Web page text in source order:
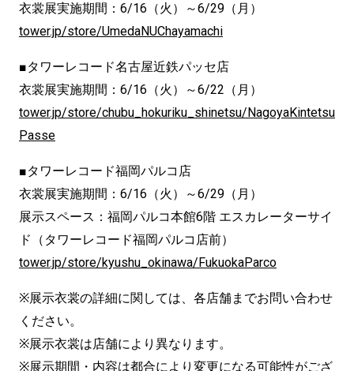
衣裳展実施期間：6/16（火）～6/29（月）
tower.jp/store/UmedaNUChayamachi
■タワーレコード名古屋近鉄パッセ店
衣裳展実施期間：6/16（火）～6/22（月）
tower.jp/store/chubu_hokuriku_shinetsu/NagoyaKintetsu
Passe
■タワーレコード福岡パルコ店
衣裳展実施期間：6/16（火）～6/29（月）
展示スペース：福岡パルコ本館6階 エスカレーターサイ
ド（タワーレコード福岡パルコ店前）
tower.jp/store/kyushu_okinawa/FukuokaParco
※展示衣裳の詳細に関しては、各店舗までお問い合わせ
ください。
※展示衣裳は店舗により異なります。
※展示期間・内容は都合により変更になる可能性がござ